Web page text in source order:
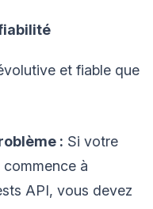
et fiable que
: Si votre
à
API, vous devez